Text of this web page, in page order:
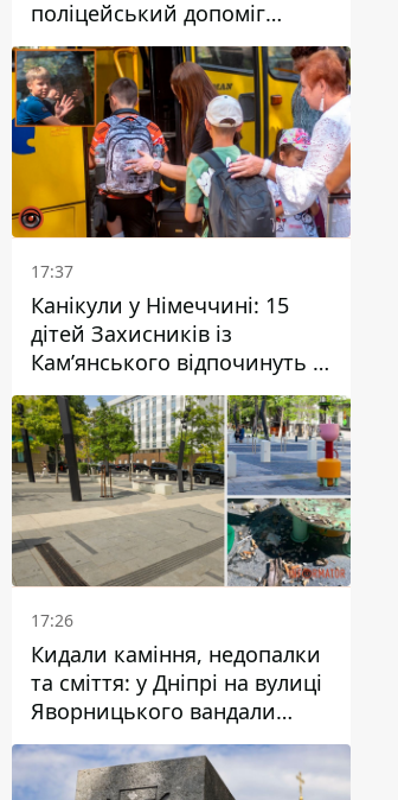
поліцейський допоміг
постраждалому після атаки
на Кам’янський район
17:37
Канікули у Німеччині: 15
дітей Захисників із
Кам’янського відпочинуть у
Вупперталі
17:26
Кидали каміння, недопалки
та сміття: у Дніпрі на вулиці
Яворницького вандали
пошкодили питні фонтани